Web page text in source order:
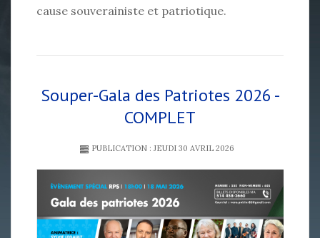
cause souverainiste et patriotique.
Souper-Gala des Patriotes 2026 -
COMPLET
PUBLICATION : JEUDI 30 AVRIL 2026